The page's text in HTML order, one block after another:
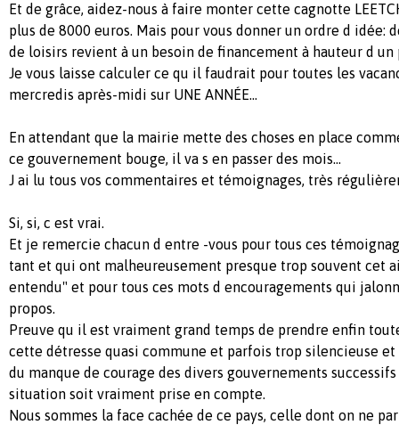
Et de grâce, aidez-nous à faire monter cette cagnotte
plus de 8000 euros. Mais pour vous donner un ordre d idée:
de loisirs revient à un besoin de financement à hauteur d un
Je vous laisse calculer ce qu il faudrait pour toutes les
mercredis après-midi sur UNE ANNÉE...
En attendant que la mairie mette des choses en place
ce gouvernement bouge, il va s en passer des mois...
J ai lu tous vos commentaires et témoignages, très
Si, si, c est vrai.
Et je remercie chacun d entre -vous pour tous ces
tant et qui ont malheureusement presque trop souvent cet
entendu" et pour tous ces mots d encouragements qui
propos.
Preuve qu il est vraiment grand temps de prendre enfin
cette détresse quasi commune et parfois trop silencieuse et
du manque de courage des divers gouvernements
situation soit vraiment prise en compte.
Nous sommes la face cachée de ce pays, celle dont on ne